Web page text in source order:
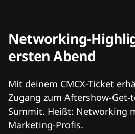
Networking-
ersten Abend
Mit deinem CMCX-Ticket
Zugang zum Aftershow-Get-
Summit. Heißt: Networking
Marketing-Profis.